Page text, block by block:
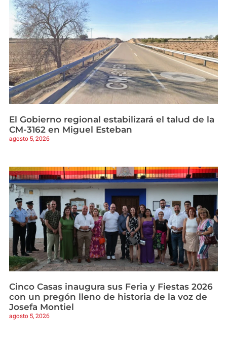
El Gobierno regional estabilizará el talud de la
CM-3162 en Miguel Esteban
agosto 5, 2026
Cinco Casas inaugura sus Feria y Fiestas 2026
con un pregón lleno de historia de la voz de
Josefa Montiel
agosto 5, 2026